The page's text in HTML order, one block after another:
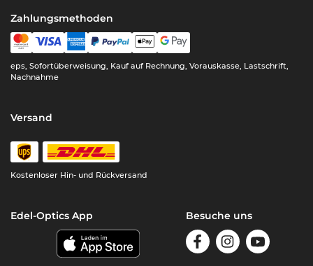
Zahlungsmethoden
eps, Sofortüberweisung, Kauf auf Rechnung, Vorauskasse, Lastschrift,
Nachnahme
Versand
Kostenloser Hin- und Rückversand
Edel-Optics App Besuche uns